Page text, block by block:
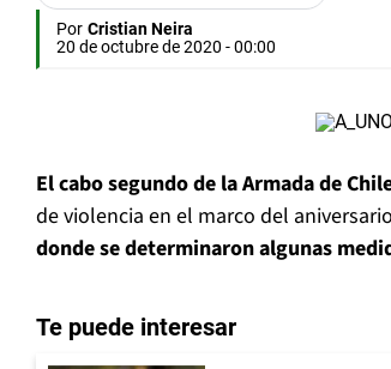
Por Cristian Neira
20 de octubre de 2020 - 00:00
El cabo segundo de la Armada de
de violencia en el marco del
donde se determinaron algunas
Te puede interesar